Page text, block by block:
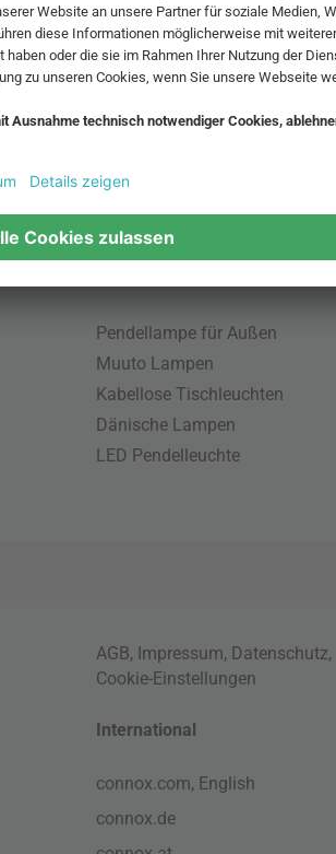
.
Pendellampe für Außen
Muuto Lampen
Kabellose Tischleuchten
Dänische Lampen
LED Pendelleuchte
AGB, Impressum, Datenschutz,
Cookie-Einstellungen
International
connox.com, English
connox.de